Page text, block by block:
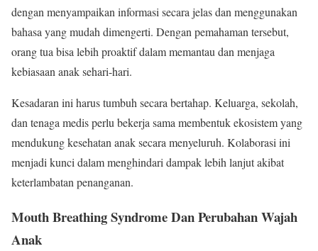
dengan menyampaikan informasi secara jelas dan menggunakan
bahasa yang mudah dimengerti. Dengan pemahaman tersebut,
orang tua bisa lebih proaktif dalam memantau dan menjaga
kebiasaan anak sehari-hari.
Kesadaran ini harus tumbuh secara bertahap. Keluarga, sekolah,
dan tenaga medis perlu bekerja sama membentuk ekosistem yang
mendukung kesehatan anak secara menyeluruh. Kolaborasi ini
menjadi kunci dalam menghindari dampak lebih lanjut akibat
keterlambatan penanganan.
Mouth Breathing Syndrome Dan Perubahan Wajah
Anak